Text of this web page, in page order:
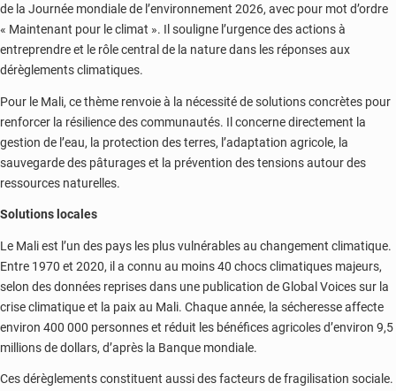
de la Journée mondiale de l’environnement 2026, avec pour mot d’ordre
« Maintenant pour le climat ». Il souligne l’urgence des actions à
entreprendre et le rôle central de la nature dans les réponses aux
dérèglements climatiques.
Pour le Mali, ce thème renvoie à la nécessité de solutions concrètes pour
renforcer la résilience des communautés. Il concerne directement la
gestion de l’eau, la protection des terres, l’adaptation agricole, la
sauvegarde des pâturages et la prévention des tensions autour des
ressources naturelles.
Solutions locales
Le Mali est l’un des pays les plus vulnérables au changement climatique.
Entre 1970 et 2020, il a connu au moins 40 chocs climatiques majeurs,
selon des données reprises dans une publication de Global Voices sur la
crise climatique et la paix au Mali. Chaque année, la sécheresse affecte
environ 400 000 personnes et réduit les bénéfices agricoles d’environ 9,5
millions de dollars, d’après la Banque mondiale.
Ces dérèglements constituent aussi des facteurs de fragilisation sociale.